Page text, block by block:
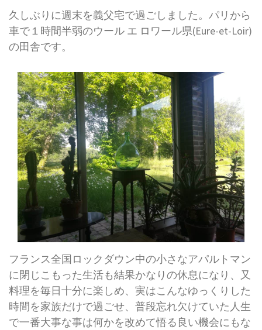
久しぶりに週末を義父宅で過ごしました。パリから
車で１時間半弱のウール エ ロワール県(Eure-et-Loir)
の田舎です。
フランス全国ロックダウン中の小さなアパルトマン
に閉じこもった生活も結果かなりの休息になり、又
料理を毎日十分に楽しめ、実はこんなゆっくりした
時間を家族だけで過ごせ、普段忘れ欠けていた人生
で一番大事な事は何かを改めて悟る良い機会にもな